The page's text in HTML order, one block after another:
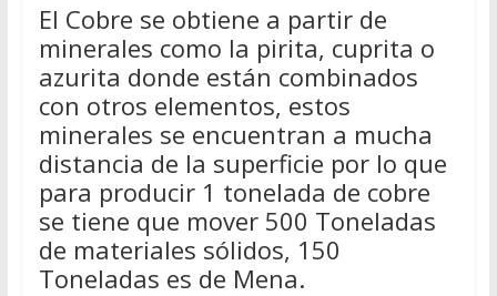
El Cobre se obtiene a partir de
minerales como la pirita, cuprita o
azurita donde están combinados
con otros elementos, estos
minerales se encuentran a mucha
distancia de la superficie por lo que
para producir 1 tonelada de cobre
se tiene que mover 500 Toneladas
de materiales sólidos, 150
Toneladas es de Mena.